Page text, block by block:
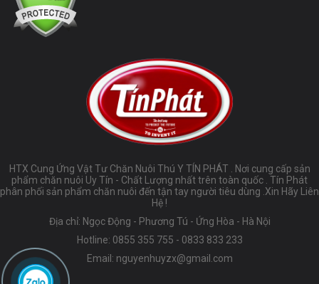
HTX Cung Ứng Vật Tư Chăn Nuôi Thú Y TÍN PHÁT . Nơi cung cấp sản
phẩm chăn nuôi Uy Tín - Chất Lượng nhất trên toàn quốc . Tín Phát
phân phối sản phẩm chăn nuôi đến tận tay người tiêu dùng .Xin Hãy Liên
Hệ !
Địa chỉ: Ngọc Động - Phương Tú - Ứng Hòa - Hà Nội
Hotline: 0855 355 755 - 0833 833 233
Email: nguyenhuyzx@gmail.com